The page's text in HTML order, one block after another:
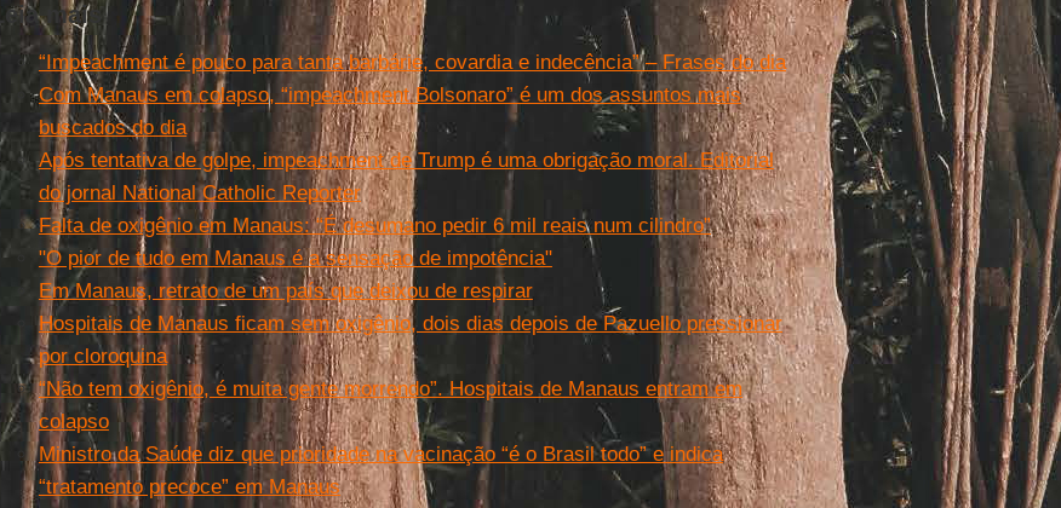
Leia mais
“Impeachment é pouco para tanta barbárie, covardia e indecência” – Frases do dia
Com Manaus em colapso, “impeachment Bolsonaro” é um dos assuntos mais
buscados do dia
Após tentativa de golpe, impeachment de Trump é uma obrigação moral. Editorial
do jornal National Catholic Reporter
Falta de oxigênio em Manaus: “É desumano pedir 6 mil reais num cilindro”
"O pior de tudo em Manaus é a sensação de impotência"
Em Manaus, retrato de um país que deixou de respirar
Hospitais de Manaus ficam sem oxigênio, dois dias depois de Pazuello pressionar
por cloroquina
“Não tem oxigênio, é muita gente morrendo”. Hospitais de Manaus entram em
colapso
Ministro da Saúde diz que prioridade na vacinação “é o Brasil todo” e indica
“tratamento precoce” em Manaus